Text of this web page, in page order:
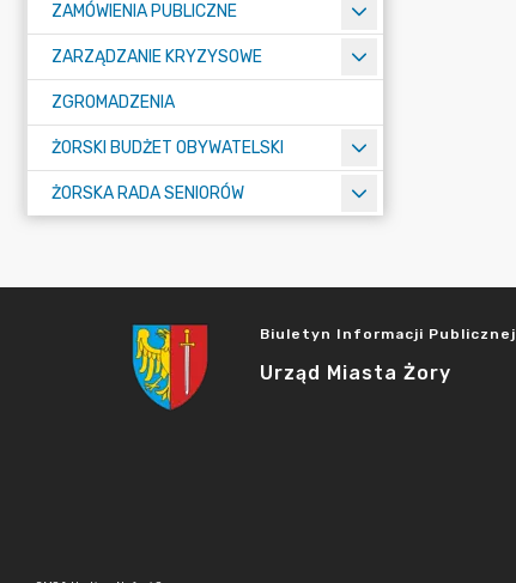
ZAMÓWIENIA PUBLICZNE
ZARZĄDZANIE KRYZYSOWE
ZGROMADZENIA
ŻORSKI BUDŻET OBYWATELSKI
ŻORSKA RADA SENIORÓW
Biuletyn Informacji Publicznej
Urząd Miasta Żory